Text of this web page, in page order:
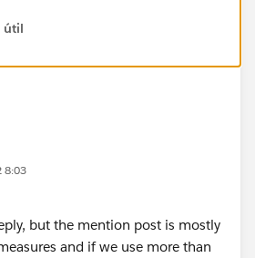
útil
8:03
but the mention post is mostly
and if we use more than